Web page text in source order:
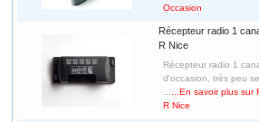
Occasion
Récepteur radio 1
R Nice
Récepteur radio 1
d'occasion, très peu
...En savoir plus
R Nice